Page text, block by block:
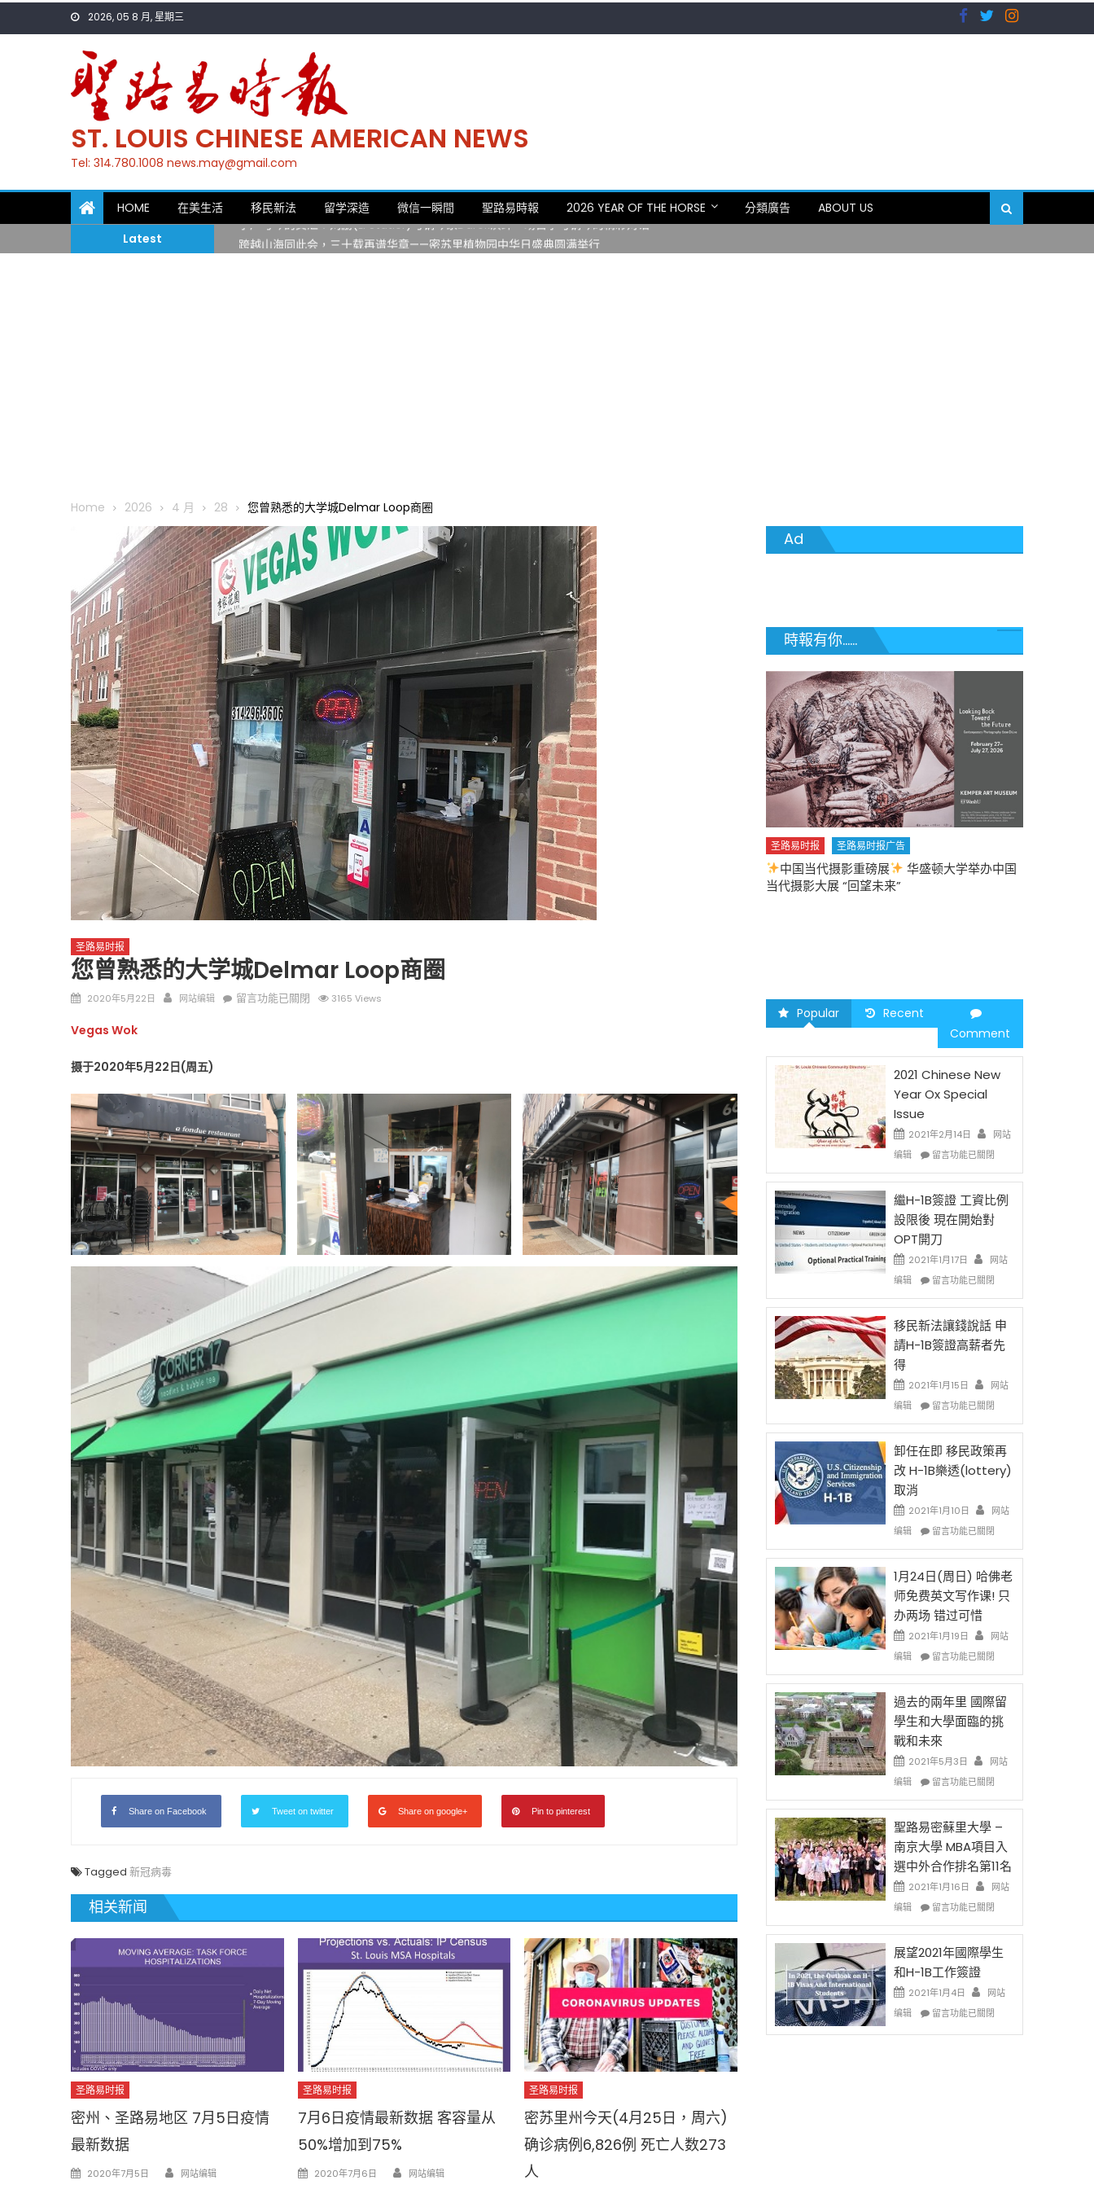
2026, 05 8 月, 星期三
ST. LOUIS CHINESE AMERICAN NEWS
Tel: 314.780.1008 news.may@gmail.com
HOME 在美生活 移民新法 留学深造 微信一瞬間 聖路易時報 2026 YEAR OF THE HORSE 分類廣告
ABOUT US
Latest
一晃三十年，初夏又相逢。中华日，等你来赴约 —— 密苏里植物园“中华日三十周年特别报道（五）
筝声与琴韵交汇：刘励(Li Statler)与钢琴家Darek演绎一场古筝与钢琴的精彩对话
跨越山海同此会，三十载再谱华章——密苏里植物园中华日盛典圆满举行
圣路易龙舟俱乐部5月16日龙舟体验日 邀请各界亲身体验划行乐趣 + 水上竞速魅力
Home 2026 4 月 28 您曾熟悉的大学城Delmar Loop商圈
圣路易时报
您曾熟悉的大学城Delmar Loop商圈
Posted
2020年5月22日 Author
网站编辑
在
的
大
学
城
Delmar
Loop
商
圈〉
中
留言功能已關閉 3165 Views
Vegas Wok
摄于2020年5月22日(周五)
Share on Facebook Tweet on twitter Share on google+ Pin to pinterest
Tagged 新冠病毒
相关新闻
圣路易时报
密州、圣路易地区 7月5日疫情
最新数据
Posted
2020年7月5日 Author
网站编辑
圣路易时报
7月6日疫情最新数据 客容量从
50%增加到75%
Posted
2020年7月6日 Author
网站编辑
圣路易时报
密苏里州今天(4月25日，周六)
确诊病例6,826例 死亡人数273
人
Ad
時報有你......
圣路易时报 圣路易时报广告
免费健康检查 无需预约 免费赠送血压计供符合
条件者使用 欢迎参加索取! 4月18日星期六 上午
9点至中午 Grace UM Church
圣路易时报 圣路易时报广告
了解您的数字! 3月21日星期六 上午9点至中午
Grace UM Church 免费健康检查
圣路易时报 圣路易时报广告
中国当代摄影重磅展
华盛顿大学举办中国
当代摄影大展 “回望未来”
Popular
Recent
Comment
2021 Chinese New
Year Ox Special
Issue
2021年2月14日
网站
编辑
在
Chinese
New
Year
Ox
Special
Issue〉
中
留言功能已關閉
繼H-1B簽證 工資比例
設限後 現在開始對
OPT開刀
2021年1月17日
网站
编辑
在
H-
1B
簽
證
資
比
設
限
後
現
開
始
對
OPT
開
刀〉
中
留言功能已關閉
移民新法讓錢說話 申
請H-1B簽證高薪者先
得
2021年1月15日
网站
编辑
在
民
新
法
讓
說
話
請
H-
1B
簽
證
高
薪
者
先
得〉
中
留言功能已關閉
卸任在即 移民政策再
改 H-1B樂透(lottery)
取消
2021年1月10日
网站
编辑
在
任
在
即
移
民
政
策
改
H-
1B
樂
透
(lottery)
取
消〉
中
留言功能已關閉
1月24日(周日) 哈佛老
师免费英文写作课! 只
办两场 错过可惜
2021年1月19日
网站
编辑
在
月
24
日
(周
日)
哈
佛
师
免
费
英
文
写
作
课!
只
办
场
错
过
惜〉
留言功能已關閉
過去的兩年里 國際留
學生和大學面臨的挑
戰和未來
2021年5月3日
网站
编辑
在
去
的
兩
年
里
國
際
學
生
大
學
面
留言功能已關閉
聖路易密蘇里大學 –
南京大學 MBA項目入
選中外合作排名第11名
2021年1月16日
网站
编辑
在
路
易
密
蘇
里
大
留言功能已關閉
展望2021年國際學生
和H-1B工作簽證
2021年1月4日
网站
编辑
在
留言功能已關閉